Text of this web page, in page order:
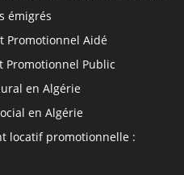
émigrés
Promotionnel Aidé
Promotionnel Public
en Algérie
en Algérie
locatif promotionnelle :